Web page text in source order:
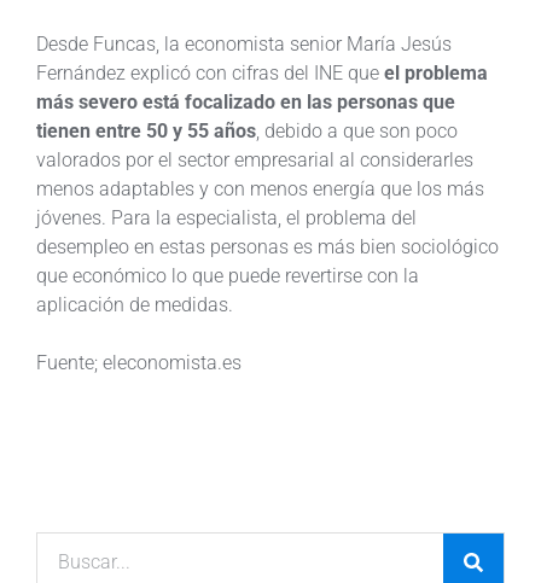
Desde Funcas, la economista senior María Jesús
Fernández explicó con cifras del INE que el problema
más severo está focalizado en las personas que
tienen entre 50 y 55 años , debido a que son poco
valorados por el sector empresarial al considerarles
menos adaptables y con menos energía que los más
jóvenes. Para la especialista, el problema del
desempleo en estas personas es más bien sociológico
que económico lo que puede revertirse con la
aplicación de medidas.
Fuente; eleconomista.es